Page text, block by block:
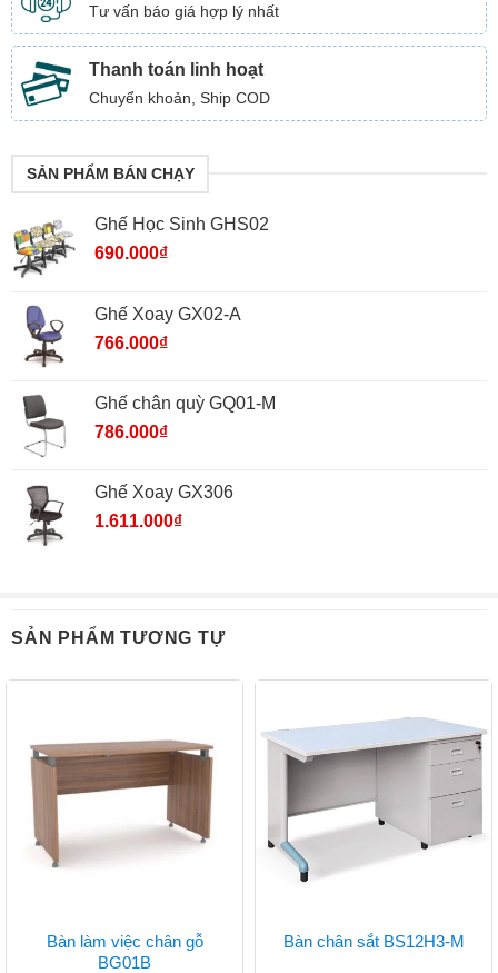
Tư vấn báo giá hợp lý nhất
Thanh toán linh hoạt
Chuyển khoản, Ship COD
SẢN PHẨM BÁN CHẠY
Ghế Học Sinh GHS02
690.000₫
Ghế Xoay GX02-A
766.000₫
Ghế chân quỳ GQ01-M
786.000₫
Ghế Xoay GX306
1.611.000₫
SẢN PHẨM TƯƠNG TỰ
Bàn làm việc chân gỗ
BG01B
Bàn chân sắt BS12H3-M